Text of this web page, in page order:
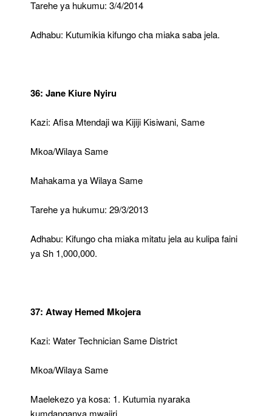
Tarehe ya hukumu: 3/4/2014
Adhabu: Kutumikia kifungo cha miaka saba jela.
36: Jane Kiure Nyiru
Kazi: Afisa Mtendaji wa Kijiji Kisiwani, Same
Mkoa/Wilaya Same
Mahakama ya Wilaya Same
Tarehe ya hukumu: 29/3/2013
Adhabu: Kifungo cha miaka mitatu jela au kulipa faini
ya Sh 1,000,000.
37: Atway Hemed Mkojera
Kazi: Water Technician Same District
Mkoa/Wilaya Same
Maelekezo ya kosa: 1. Kutumia nyaraka
kumdanganya mwajiri